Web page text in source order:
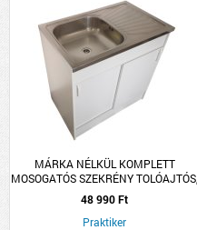
MÁRKA NÉLKÜL KOMPLETT
MOSOGATÓS SZEKRÉNY TOLÓAJTÓS,
EGYMEDENCÉS TÁLLAL 80X50CM
FEHÉR
48 990 Ft
Praktiker